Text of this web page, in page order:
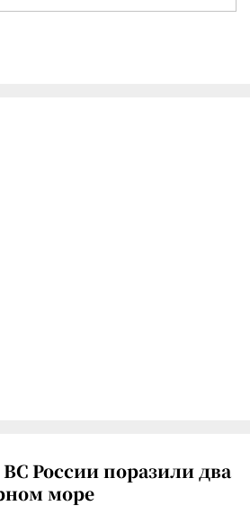
России поразили два
море